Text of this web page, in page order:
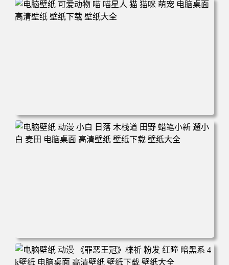
160 电脑桌面 高清壁纸 壁纸下载 壁纸大全
电脑壁纸 可爱动物 喵 喵星人 猫 猫咪 萌宠 电脑桌面 高清壁
纸 壁纸下载 壁纸大全
电脑壁纸 动漫 小白 日落 木栈道 田野 蜡笔小新 遛小白 麦田
电脑桌面 高清壁纸 壁纸下载 壁纸大全